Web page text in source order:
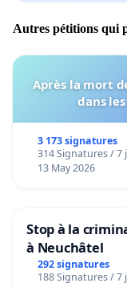
Autres pétitions qui
Après la mort
dans
3 173 signatures
314 Signatures / 7
13 May 2026
Stop à la
à Neuchâtel
292 signatures
188 Signatures / 7